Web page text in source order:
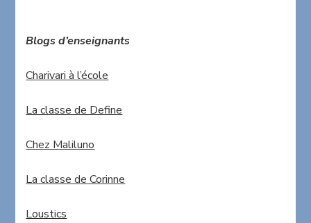
Blogs d’enseignants
Charivari à l’école
La classe de Define
Chez Maliluno
La classe de Corinne
Loustics